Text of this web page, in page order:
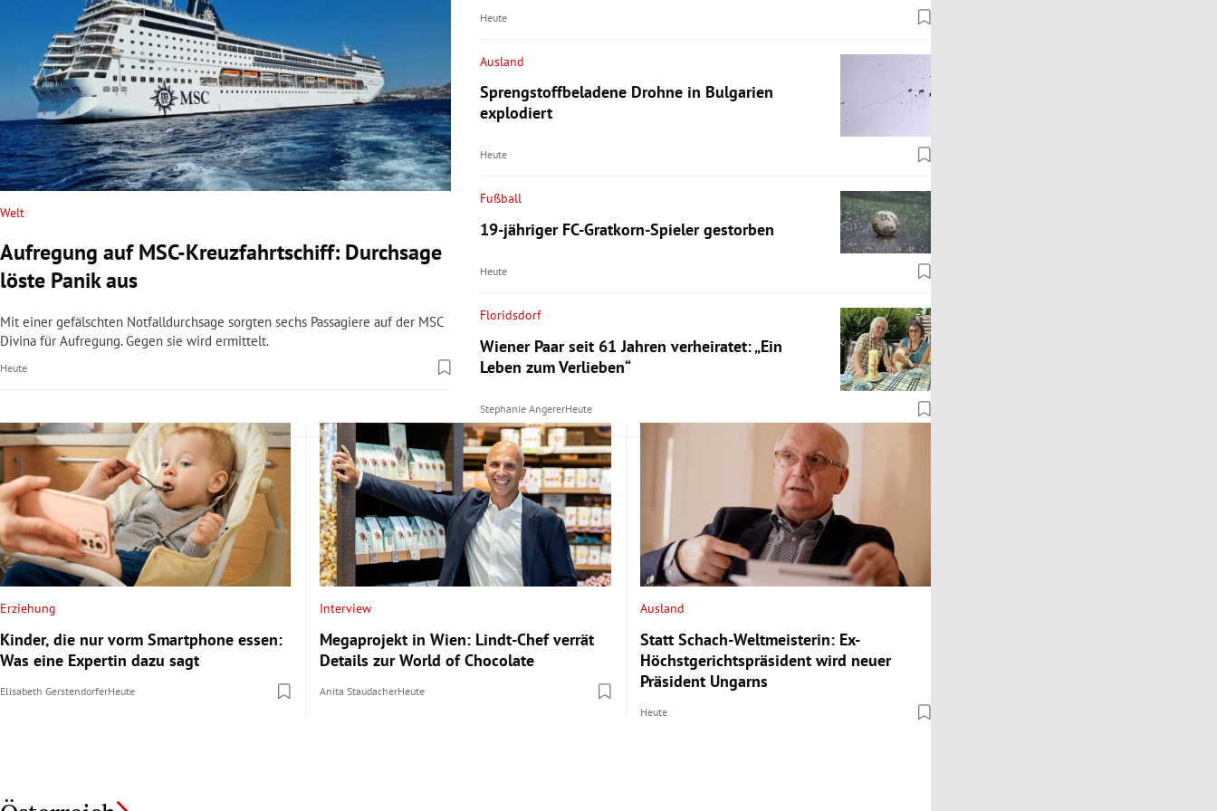
Welt
Aufregung auf MSC-Kreuzfahrtschiff: Durchsage
löste Panik aus
Mit einer gefälschten Notfalldurchsage sorgten sechs Passagiere auf der MSC
Divina für Aufregung. Gegen sie wird ermittelt.
Heute
Heute
Ausland
Sprengstoffbeladene Drohne in Bulgarien
explodiert
Heute
Fußball
19-jähriger FC-Gratkorn-Spieler gestorben
Heute
Floridsdorf
Wiener Paar seit 61 Jahren verheiratet: „Ein
Leben zum Verlieben“
Stephanie AngererHeute
Erziehung
Kinder, die nur vorm Smartphone essen:
Was eine Expertin dazu sagt
Elisabeth GerstendorferHeute
Interview
Megaprojekt in Wien: Lindt-Chef verrät
Details zur World of Chocolate
Anita StaudacherHeute
Ausland
Statt Schach-Weltmeisterin: Ex-
Höchstgerichtspräsident wird neuer
Präsident Ungarns
Heute